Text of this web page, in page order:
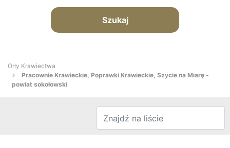
Szukaj
Orły Krawiectwa
Pracownie Krawieckie, Poprawki Krawieckie, Szycie na Miarę -
powiat sokołowski